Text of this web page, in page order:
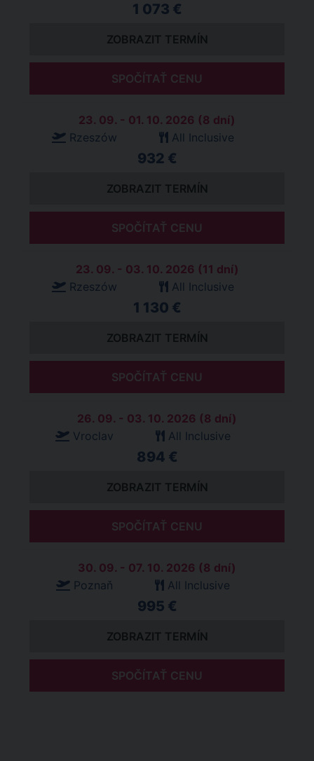
1 073 €
ZOBRAZIT TERMÍN
SPOČÍTAŤ CENU
23. 09. - 01. 10. 2026 (8 dní)
Rzeszów
All Inclusive
932 €
ZOBRAZIT TERMÍN
SPOČÍTAŤ CENU
23. 09. - 03. 10. 2026 (11 dní)
Rzeszów
All Inclusive
1 130 €
ZOBRAZIT TERMÍN
SPOČÍTAŤ CENU
26. 09. - 03. 10. 2026 (8 dní)
Vroclav
All Inclusive
894 €
ZOBRAZIT TERMÍN
SPOČÍTAŤ CENU
30. 09. - 07. 10. 2026 (8 dní)
Poznaň
All Inclusive
995 €
ZOBRAZIT TERMÍN
SPOČÍTAŤ CENU